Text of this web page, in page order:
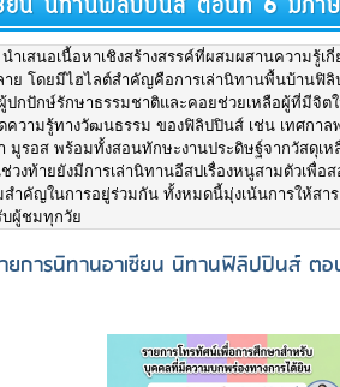
เสนอเนื้อหาเชิงสร้างสรรค์ที่ผสมผสานความรู้เ
ย โดยมีไฮไลต์สำคัญคือการเล่านิทานพื้นบ้านฟิลิ
ปกปักษ์รักษาธรรมชาติและคอยช่วยเหลือผู้ที่มีจิต
ความรู้ทางวัฒนธรรม ของฟิลิปปินส์ เช่น เทศกา
มูรอส พร้อมทั้งสอนทักษะงานประดิษฐ์จากวัสดุเห
วงท้ายยังมีการเล่านิทานอีสปเรื่องหนูสามตัวเพื่อ
ำคัญในการอยู่ร่วมกัน ทั้งหมดนี้มุ่งเน้นการให้สาร
บผู้ชมทุกวัย
ยการนิทานอาเซียน นิทานฟิลิปปินส์ ต